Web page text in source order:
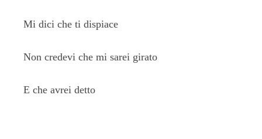
Mi dici che ti dispiace
Non credevi che mi sarei girato
E che avrei detto